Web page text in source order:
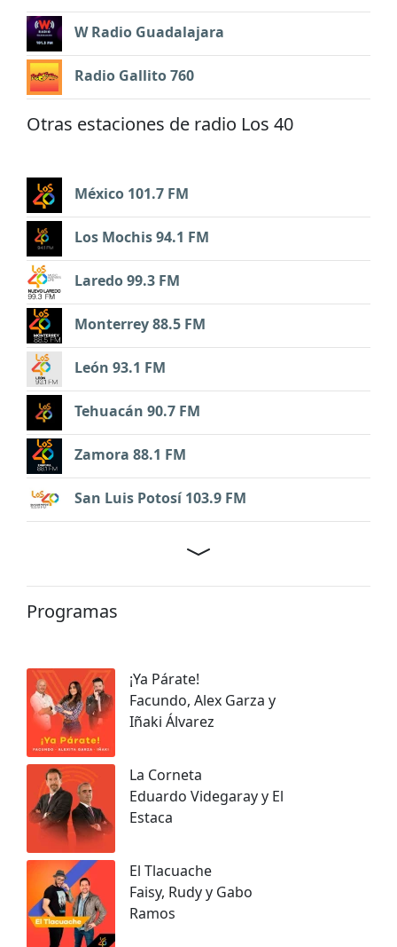
W Radio Guadalajara
Radio Gallito 760
Otras estaciones de radio Los 40
México 101.7 FM
Los Mochis 94.1 FM
Laredo 99.3 FM
Monterrey 88.5 FM
León 93.1 FM
Tehuacán 90.7 FM
Zamora 88.1 FM
San Luis Potosí 103.9 FM
Programas
¡Ya Párate!
Facundo, Alex Garza y
Iñaki Álvarez
La Corneta
Eduardo Videgaray y El
Estaca
El Tlacuache
Faisy, Rudy y Gabo
Ramos